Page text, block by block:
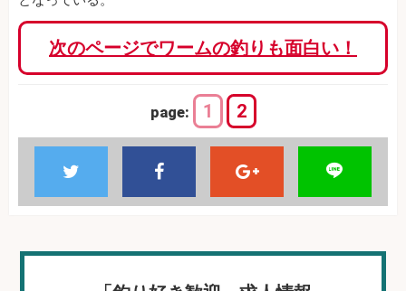
次のページでワームの釣りも面白い！
page: 1 2